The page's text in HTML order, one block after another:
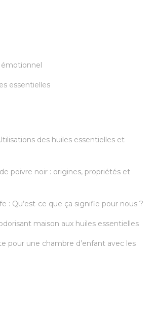
émotionnel
essentielles
des huiles essentielles et
poivre noir : origines, propriétés et
: Qu’est-ce que ça signifie pour nous ?
maison aux huiles essentielles
pour une chambre d’enfant avec les